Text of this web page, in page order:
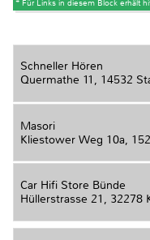
* Für Links in diesem Block erhält
Schneller Hören
Quermathe 11, 14532
Masori
Kliestower Weg 10a,
Car Hifi Store Bünde
Hüllerstrasse 21, 32278